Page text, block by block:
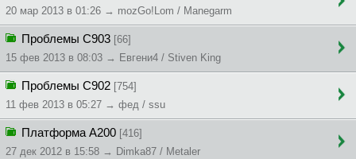
20 мар 2013 в 01:26 → mozGo!Lom / Manegarm
Проблемы C903 [66]
15 фев 2013 в 08:03 → Евгени4 / Stiven King
Проблемы C902 [754]
11 фев 2013 в 05:27 → фед / ssu
Платформа А200 [416]
27 дек 2012 в 15:58 → Dimka87 / Metaler